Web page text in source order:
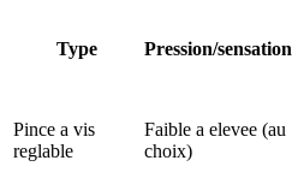
Type Pression/sensation
Pince a vis
reglable
Faible a elevee (au
choix)